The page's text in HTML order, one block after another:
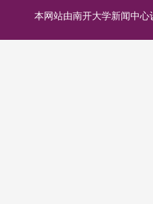
本网站由南开大学新闻中心